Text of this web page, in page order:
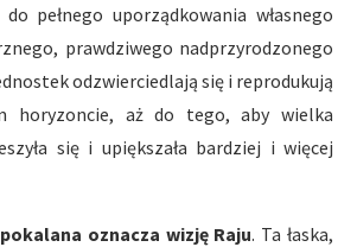
pełnego uporządkowania własnego
prawdziwego nadprzyrodzonego
odzwierciedlają się i reprodukują
horyzoncie, aż do tego, aby wielka
się i upiększała bardziej i więcej
oznacza wizję Raju. Ta łaska,